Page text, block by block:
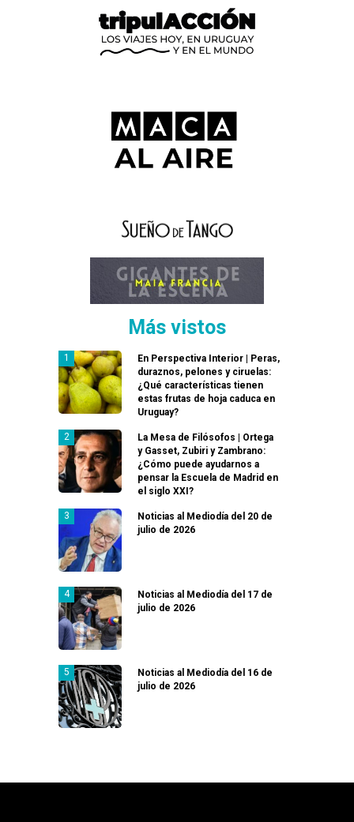
Más vistos
En Perspectiva Interior | Peras,
duraznos, pelones y ciruelas:
¿Qué características tienen
estas frutas de hoja caduca en
Uruguay?
La Mesa de Filósofos | Ortega
y Gasset, Zubiri y Zambrano:
¿Cómo puede ayudarnos a
pensar la Escuela de Madrid en
el siglo XXI?
Noticias al Mediodía del 20 de
julio de 2026
Noticias al Mediodía del 17 de
julio de 2026
Noticias al Mediodía del 16 de
julio de 2026